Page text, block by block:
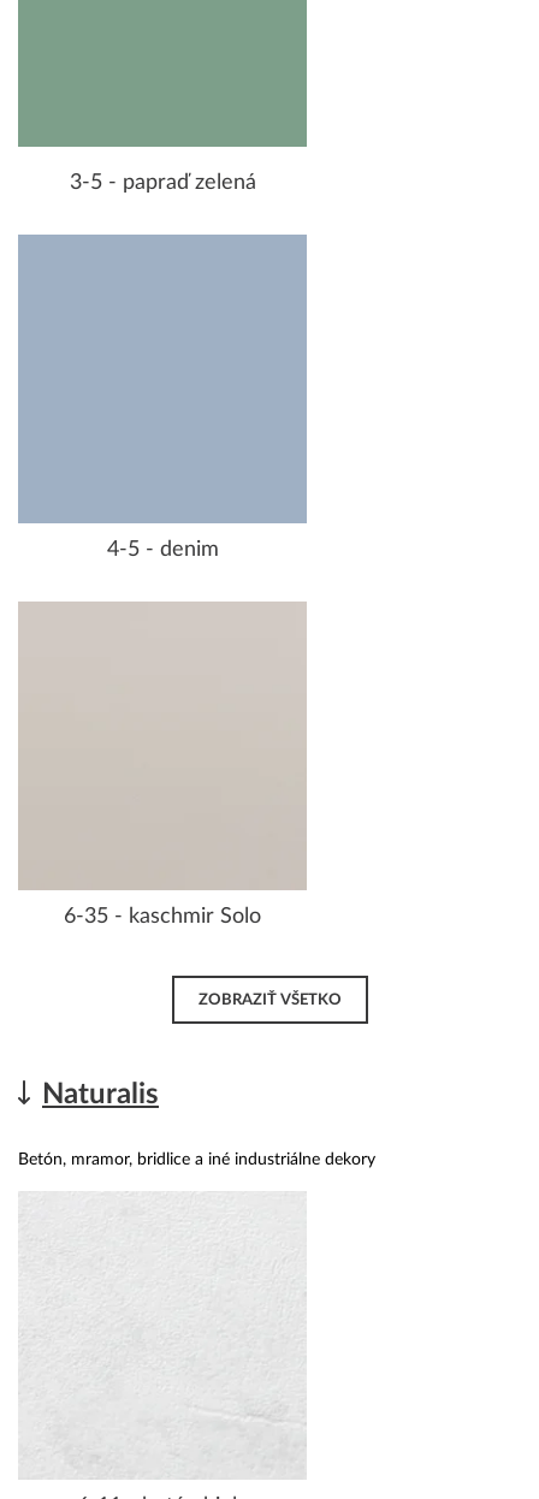
3-5 - papraď zelená
4-5 - denim
6-35 - kaschmir Solo
ZOBRAZIŤ VŠETKO
Naturalis
Betón, mramor, bridlice a iné industriálne dekory